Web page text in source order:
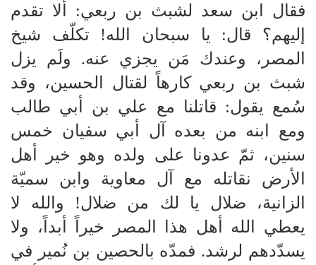
فقال ابن سعد لشبث بن ربعي: ألا تقدم
إليهم؟ قال: يا سبحان الله! تكلّف شيخ
المصر، وعندك مَن يجزي عنه. ولَم يزل
شبث بن ربعي كارهاً لقتال الحسين، وقد
سُمع يقول: قاتلنا مع علي بن أبي طالب
ومع ابنه من بعده آل أبي سفيان خمس
سنين، ثمّ عدونا على ولده وهو خير أهل
الأرض نقاتله مع آل معاوية وابن سميّة
الزانية، ضلال يا لك من ضلال! والله لا
يعطي الله أهل هذا المصر خيراً أبداً، ولا
يسدّدهم لرشد. فمدّه بالحصين بن نُمير في